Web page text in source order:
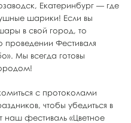
Екатеринбург — где
шарики! Если вы
в свой город, то
Фестиваля
Мы всегда готовы
с протоколами
чтобы убедиться в
наш фестиваль «Цветное